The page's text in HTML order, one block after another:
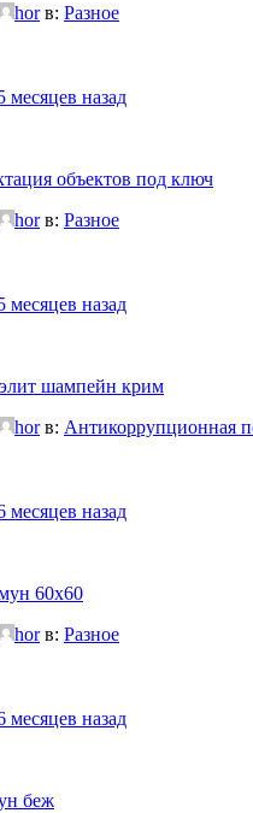
hor в: Разное
месяцев назад
объектов под ключ
hor в: Разное
месяцев назад
шампейн крим
hor в: Антикоррупционная
месяцев назад
60х60
hor в: Разное
месяцев назад
беж